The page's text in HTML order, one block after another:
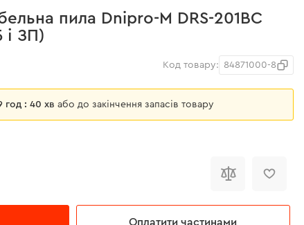
0 800 200 500
пила Dnipro-M DRS-201BC
і ЗП)
Код товару: 84871000-8
год : 40 хвабо до закінчення запасів товару
Оплатити частинами